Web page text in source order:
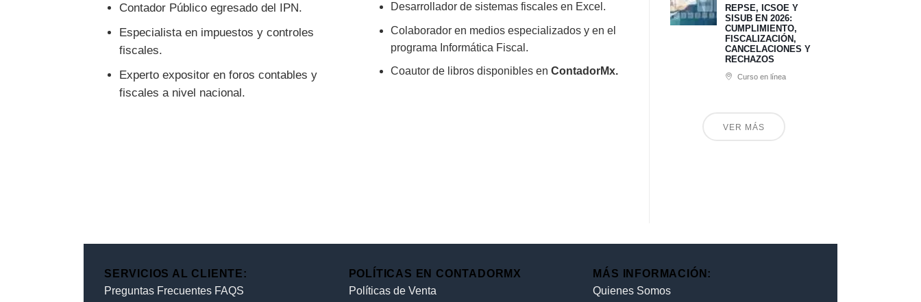
Contador Público egresado del IPN.
Especialista en impuestos y controles
fiscales.
Experto expositor en foros contables y
fiscales a nivel nacional.
Desarrollador de sistemas fiscales en Excel.
Colaborador en medios especializados y en el
programa Informática Fiscal.
Coautor de libros disponibles enContadorMx.
REPSE, ICSOE Y
SISUB EN 2026:
CUMPLIMIENTO,
FISCALIZACIÓN,
CANCELACIONES Y
RECHAZOS
Curso en línea
VER MÁS
SERVICIOS AL CLIENTE:
Preguntas Frecuentes FAQS
POLÍTICAS EN CONTADORMX
Políticas de Venta
MÁS INFORMACIÓN:
Quienes Somos